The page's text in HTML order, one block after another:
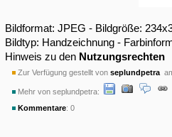
Bildformat: JPEG - Bildgröße:
Bildtyp: Handzeichnung -
Hinweis zu den Nutzungsrechten
Zur Verfügung gestellt von seplundpetra
Mehr von seplundpetra:
Kommentare: 0